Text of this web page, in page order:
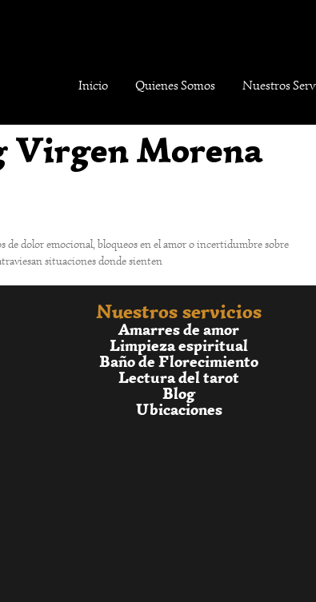
Inicio Quienes Somos Nuestros
Virgen Morena
de dolor emocional, bloqueos en el amor o incertidumbre sobre
situaciones donde sienten
Nuestros servicios
Amarres de amor
Limpieza espiritual
Baño de Florecimiento
Lectura del tarot
Blog
Ubicaciones